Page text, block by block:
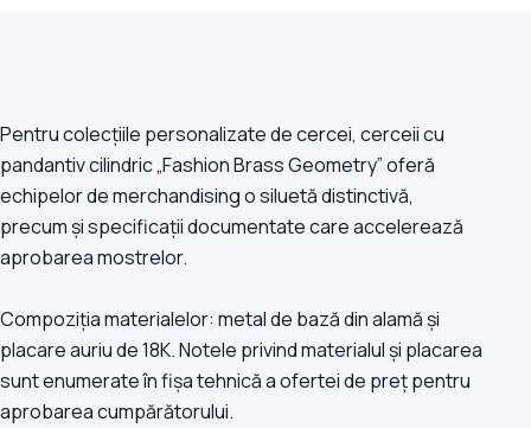
Pentru colecțiile personalizate de cercei, cerceii cu
pandantiv cilindric „Fashion Brass Geometry” oferă
echipelor de merchandising o siluetă distinctivă,
precum și specificații documentate care accelerează
aprobarea mostrelor.
Compoziția materialelor: metal de bază din alamă și
placare auriu de 18K. Notele privind materialul și placarea
sunt enumerate în fișa tehnică a ofertei de preț pentru
aprobarea cumpărătorului.